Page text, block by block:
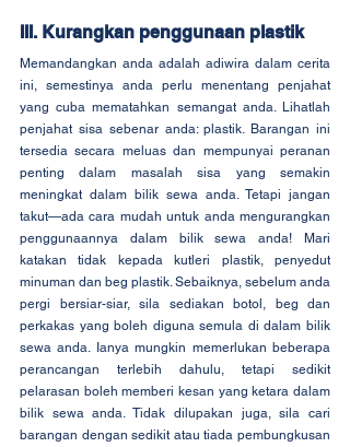
III. Kurangkan penggunaan plastik
Memandangkan anda adalah adiwira dalam cerita
ini, semestinya anda perlu menentang penjahat
yang cuba mematahkan semangat anda. Lihatlah
penjahat sisa sebenar anda: plastik. Barangan ini
tersedia secara meluas dan mempunyai peranan
penting dalam masalah sisa yang semakin
meningkat dalam bilik sewa anda. Tetapi jangan
takut—ada cara mudah untuk anda mengurangkan
penggunaannya dalam bilik sewa anda! Mari
katakan tidak kepada kutleri plastik, penyedut
minuman dan beg plastik. Sebaiknya, sebelum anda
pergi bersiar-siar, sila sediakan botol, beg dan
perkakas yang boleh diguna semula di dalam bilik
sewa anda. Ianya mungkin memerlukan beberapa
perancangan terlebih dahulu, tetapi sedikit
pelarasan boleh memberi kesan yang ketara dalam
bilik sewa anda. Tidak dilupakan juga, sila cari
barangan dengan sedikit atau tiada pembungkusan